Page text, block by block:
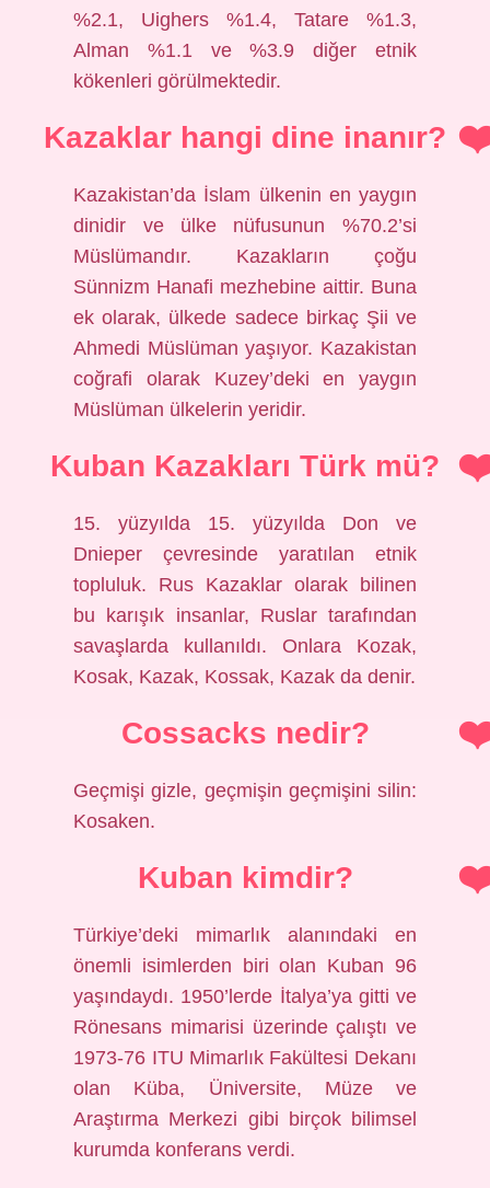
%2.1, Uighers %1.4, Tatare %1.3,
Alman %1.1 ve %3.9 diğer etnik
kökenleri görülmektedir.
Kazaklar hangi dine inanır?
Kazakistan’da İslam ülkenin en yaygın
dinidir ve ülke nüfusunun %70.2’si
Müslümandır. Kazakların çoğu
Sünnizm Hanafi mezhebine aittir. Buna
ek olarak, ülkede sadece birkaç Şii ve
Ahmedi Müslüman yaşıyor. Kazakistan
coğrafi olarak Kuzey’deki en yaygın
Müslüman ülkelerin yeridir.
Kuban Kazakları Türk mü?
15. yüzyılda 15. yüzyılda Don ve
Dnieper çevresinde yaratılan etnik
topluluk. Rus Kazaklar olarak bilinen
bu karışık insanlar, Ruslar tarafından
savaşlarda kullanıldı. Onlara Kozak,
Kosak, Kazak, Kossak, Kazak da denir.
Cossacks nedir?
Geçmişi gizle, geçmişin geçmişini silin:
Kosaken.
Kuban kimdir?
Türkiye’deki mimarlık alanındaki en
önemli isimlerden biri olan Kuban 96
yaşındaydı. 1950’lerde İtalya’ya gitti ve
Rönesans mimarisi üzerinde çalıştı ve
1973-76 ITU Mimarlık Fakültesi Dekanı
olan Küba, Üniversite, Müze ve
Araştırma Merkezi gibi birçok bilimsel
kurumda konferans verdi.